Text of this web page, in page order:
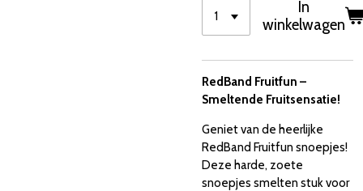
In
winkelwagen
RedBand Fruitfun –
Smeltende Fruitsensatie!
Geniet van de heerlijke
RedBand Fruitfun snoepjes!
Deze harde, zoete
snoepjes smelten stuk voor